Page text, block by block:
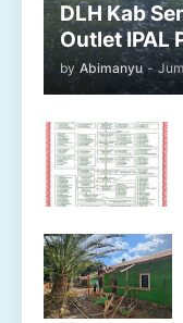
DLH Kab
Outlet IPAL
by Abimanyu -